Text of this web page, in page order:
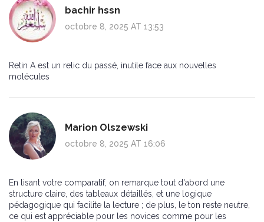
bachir hssn
octobre 8, 2025 AT 13:53
Retin A est un relic du passé, inutile face aux nouvelles
molécules
Marion Olszewski
octobre 8, 2025 AT 16:06
En lisant votre comparatif, on remarque tout d'abord une
structure claire, des tableaux détaillés, et une logique
pédagogique qui facilite la lecture ; de plus, le ton reste neutre,
ce qui est appréciable pour les novices comme pour les